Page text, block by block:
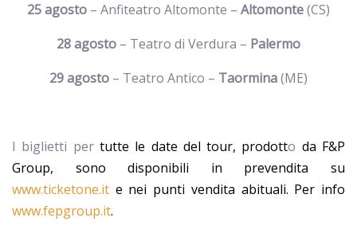
25 agosto – Anfiteatro Altomonte – Altomonte(CS)
28 agosto – Teatro di Verdura – Palermo
29 agosto – Teatro Antico – Taormina(ME)
I biglietti per tutte le date del tour, prodotto da F&P
Group, sono disponibili in prevendita su
www.ticketone.it e nei punti vendita abituali. Per info
www.fepgroup.it.